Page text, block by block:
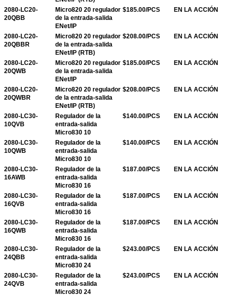
2080-LC20-
20QBB
Micro820 20 regulador
de la entrada-salida
ENet/IP
$185.00/PCS EN LA ACCIÓN
2080-LC20-
20QBBR
Micro820 20 regulador
de la entrada-salida
ENet/IP (RTB)
$208.00/PCS EN LA ACCIÓN
2080-LC20-
20QWB
Micro820 20 regulador
de la entrada-salida
ENet/IP
$185.00/PCS EN LA ACCIÓN
2080-LC20-
20QWBR
Micro820 20 regulador
de la entrada-salida
ENet/IP (RTB)
$208.00/PCS EN LA ACCIÓN
2080-LC30-
10QVB
Regulador de la
entrada-salida
Micro830 10
$140.00/PCS EN LA ACCIÓN
2080-LC30-
10QWB
Regulador de la
entrada-salida
Micro830 10
$140.00/PCS EN LA ACCIÓN
2080-LC30-
16AWB
Regulador de la
entrada-salida
Micro830 16
$187.00/PCS EN LA ACCIÓN
2080-LC30-
16QVB
Regulador de la
entrada-salida
Micro830 16
$187.00/PCS EN LA ACCIÓN
2080-LC30-
16QWB
Regulador de la
entrada-salida
Micro830 16
$187.00/PCS EN LA ACCIÓN
2080-LC30-
24QBB
Regulador de la
entrada-salida
Micro830 24
$243.00/PCS EN LA ACCIÓN
2080-LC30-
24QVB
Regulador de la
entrada-salida
Micro830 24
$243.00/PCS EN LA ACCIÓN